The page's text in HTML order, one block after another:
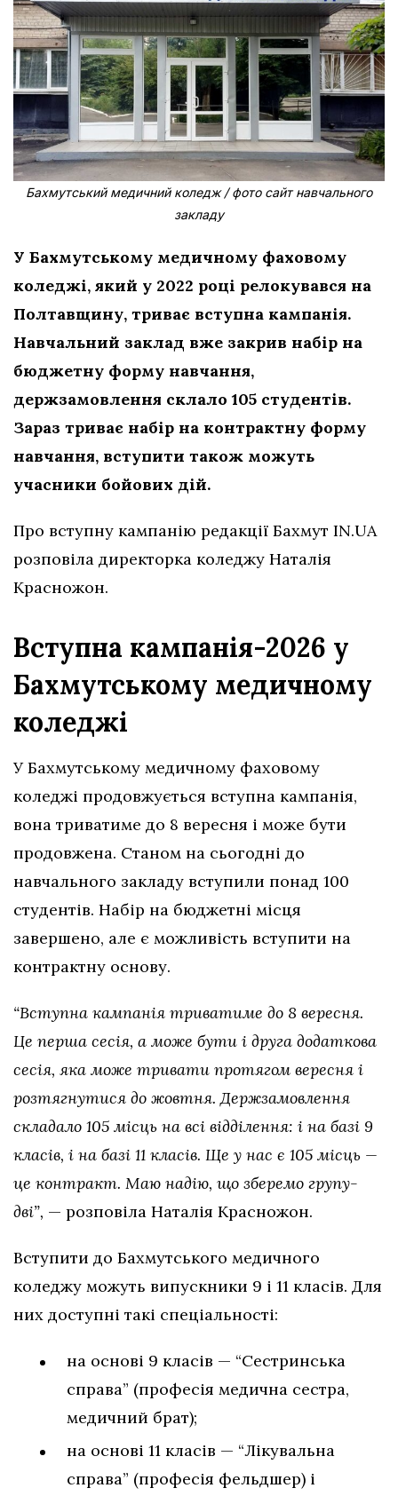
Бахмутський медичний коледж / фото сайт навчального
закладу
У Бахмутському медичному фаховому
коледжі, який у 2022 році релокувався на
Полтавщину, триває вступна кампанія.
Навчальний заклад вже закрив набір на
бюджетну форму навчання,
держзамовлення склало 105 студентів.
Зараз триває набір на контрактну форму
навчання, вступити також можуть
учасники бойових дій.
Про вступну кампанію редакції Бахмут IN.UA
розповіла директорка коледжу Наталія
Красножон.
Вступна кампанія-2026 у
Бахмутському медичному
коледжі
У Бахмутському медичному фаховому
коледжі продовжується вступна кампанія,
вона триватиме до 8 вересня і може бути
продовжена. Станом на сьогодні до
навчального закладу вступили понад 100
студентів. Набір на бюджетні місця
завершено, але є можливість вступити на
контрактну основу.
“Вступна кампанія триватиме до 8 вересня.
Це перша сесія, а може бути і друга додаткова
сесія, яка може тривати протягом вересня і
розтягнутися до жовтня. Держзамовлення
складало 105 місць на всі відділення: і на базі 9
класів, і на базі 11 класів. Ще у нас є 105 місць —
це контракт. Маю надію, що зберемо групу-
дві”, — розповіла Наталія Красножон.
Вступити до Бахмутського медичного
коледжу можуть випускники 9 і 11 класів. Для
них доступні такі спеціальності:
на основі 9 класів — “Сестринська
справа” (професія медична сестра,
медичний брат);
на основі 11 класів — “Лікувальна
справа” (професія фельдшер) і